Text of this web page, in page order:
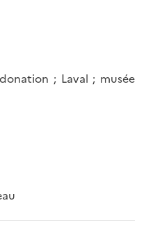
; Laval ; musée